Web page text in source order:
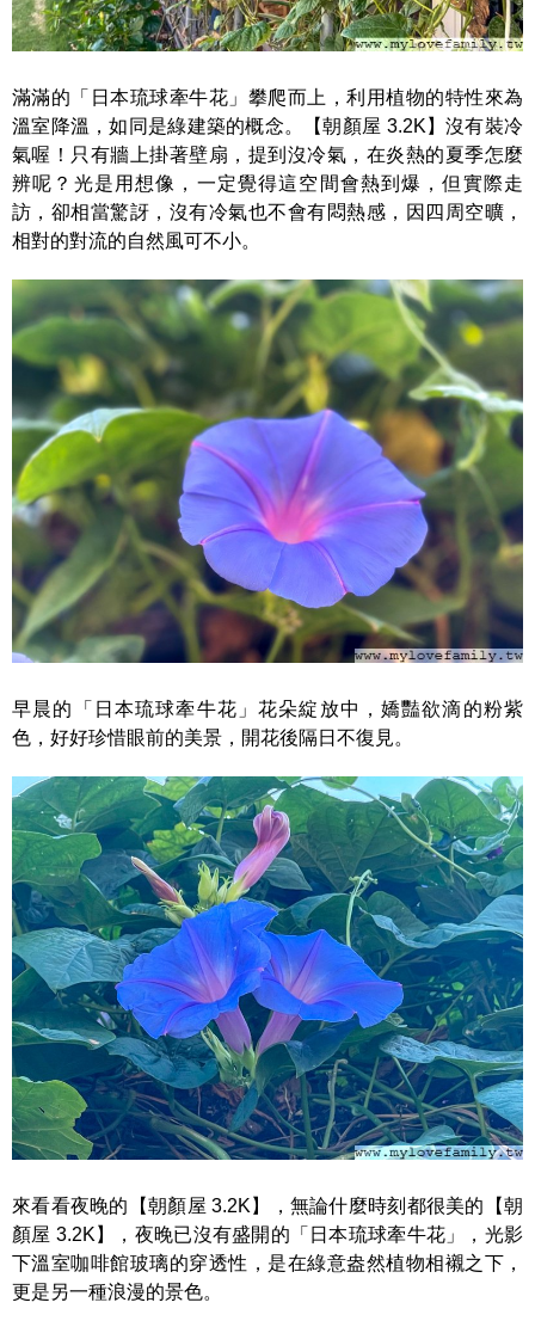
滿滿的「日本琉球牽牛花」攀爬而上，利用植物的特性來為
溫室降溫，如同是綠建築的概念。【朝顏屋 3.2K】沒有裝冷
氣喔！只有牆上掛著壁扇，提到沒冷氣，在炎熱的夏季怎麼
辨呢？光是用想像，一定覺得這空間會熱到爆，但實際走
訪，卻相當驚訝，沒有冷氣也不會有悶熱感，因四周空曠，
相對的對流的自然風可不小。
早晨的「日本琉球牽牛花」花朵綻放中，嬌豔欲滴的粉紫
色，好好珍惜眼前的美景，開花後隔日不復見。
來看看夜晚的【朝顏屋 3.2K】，無論什麼時刻都很美的【朝
顏屋 3.2K】，夜晚已沒有盛開的「日本琉球牽牛花」，光影
下溫室咖啡館玻璃的穿透性，是在綠意盎然植物相襯之下，
更是另一種浪漫的景色。